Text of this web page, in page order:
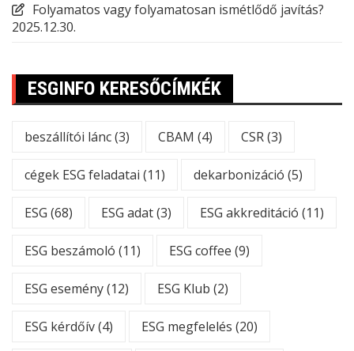
Folyamatos vagy folyamatosan ismétlődő javítás?
2025.12.30.
ESGINFO KERESŐCÍMKÉK
beszállítói lánc(3) CBAM (4) CSR(3)
cégek ESG feladatai (11) dekarbonizáció (5)
ESG (68) ESG adat(3) ESG akkreditáció (11)
ESG beszámoló (11) ESG coffee (9)
ESG esemény(12) ESG Klub (2)
ESG kérdőív(4) ESG megfelelés (20)